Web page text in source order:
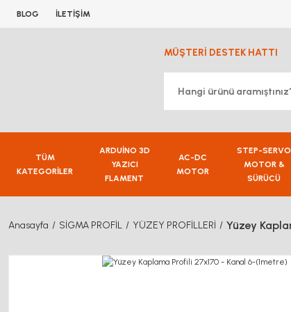
BLOG İLETİŞİM
MÜŞTERİ DESTEK HATTI
TÜM
KATEGORİLER
ARDUİNO 3D
YAZICI
FLAMENT
AC-DC
MOTOR
STEP-SERVO
MOTOR &
SÜRÜCÜ
Anasayfa SİGMA PROFİL YÜZEY PROFİLLERİ Yüzey